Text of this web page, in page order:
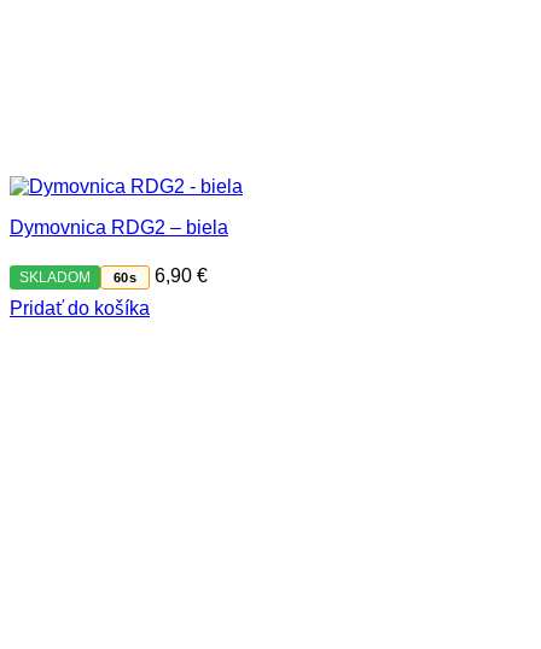
Dymovnica RDG2 – biela
SKLADOM 60s 6,90 €
Pridať do košíka